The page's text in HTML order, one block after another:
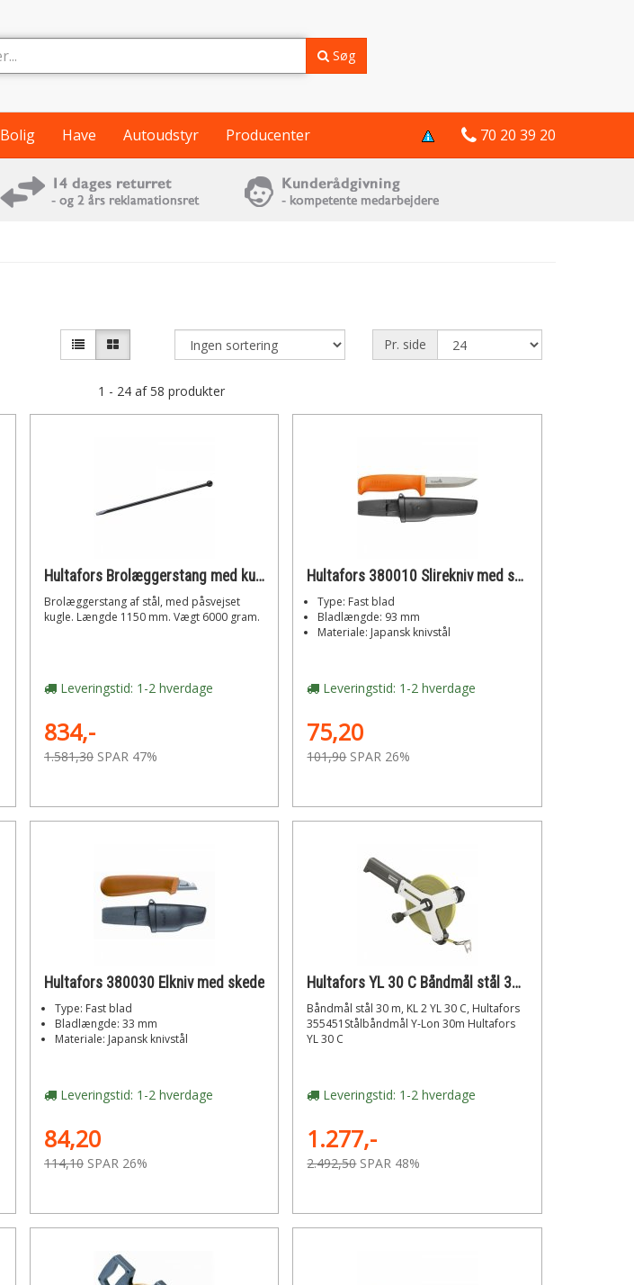
Søg
Bolig Have Autoudstyr Producenter 70 20 39 20
Pr. side
1 - 24 af 58 produkter
Hultafors Brolæggerstang med kugle
Brolæggerstang af stål, med påsvejset
kugle. Længde 1150 mm. Vægt 6000 gram.
Leveringstid: 1-2 hverdage
834,-
1.581,30 SPAR 47%
Hultafors 380010 Slirekniv med skede i plast
Type: Fast blad
Bladlængde: 93 mm
Materiale: Japansk knivstål
Leveringstid: 1-2 hverdage
75,20
101,90 SPAR 26%
Hultafors 380030 Elkniv med skede
Type: Fast blad
Bladlængde: 33 mm
Materiale: Japansk knivstål
Leveringstid: 1-2 hverdage
84,20
114,10 SPAR 26%
Hultafors YL 30 C Båndmål stål 30 m, KL 2
Båndmål stål 30 m, KL 2 YL 30 C, Hultafors
355451Stålbåndmål Y-Lon 30m Hultafors
YL 30 C
Leveringstid: 1-2 hverdage
1.277,-
2.492,50 SPAR 48%